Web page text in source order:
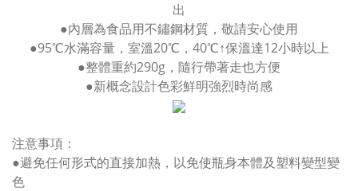
出
●內層為食品用不鏽鋼材質，敬請安心使用
●95℃水滿容量，室溫20℃，40℃↑保溫達12小時以上
●整體重約290g，隨行帶著走也方便
●新概念設計色彩鮮明強烈時尚感
注意事項：
●避免任何形式的直接加熱，以免使瓶身本體及塑料變型變
色